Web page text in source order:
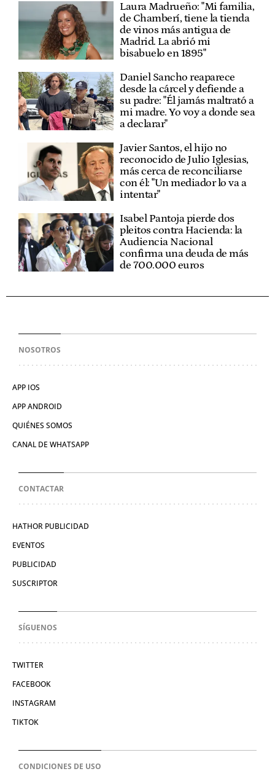
Laura Madrueño: "Mi familia,
de Chamberí, tiene la tienda
de vinos más antigua de
Madrid. La abrió mi
bisabuelo en 1895"
Daniel Sancho reaparece
desde la cárcel y defiende a
su padre: "Él jamás maltrató a
mi madre. Yo voy a donde sea
a declarar"
Javier Santos, el hijo no
reconocido de Julio Iglesias,
más cerca de reconciliarse
con él: "Un mediador lo va a
intentar"
Isabel Pantoja pierde dos
pleitos contra Hacienda: la
Audiencia Nacional
confirma una deuda de más
de 700.000 euros
NOSOTROS
APP IOS
APP ANDROID
QUIÉNES SOMOS
CANAL DE WHATSAPP
CONTACTAR
HATHOR PUBLICIDAD
EVENTOS
PUBLICIDAD
SUSCRIPTOR
SÍGUENOS
TWITTER
FACEBOOK
INSTAGRAM
TIKTOK
CONDICIONES DE USO